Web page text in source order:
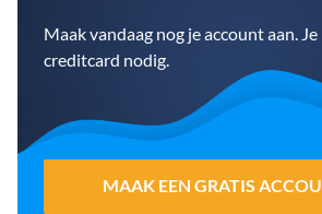
Maak vandaag nog je account aan.
creditcard nodig.
MAAK EEN GRATIS